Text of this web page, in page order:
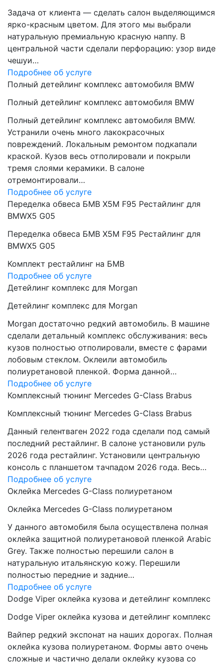
Задача от клиента — сделать салон выделяющимся
ярко-красным цветом. Для этого мы выбрали
натуральную премиальную красную наппу. В
центральной части сделали перфорацию: узор виде
чешуи…
Подробнее об услуге
Полный детейлинг комплекс автомобиля BMW
Полный детейлинг комплекс автомобиля BMW
Полный детейлинг комплекс автомобиля BMW.
Устранили очень много лакокрасочных
повреждений. Локальным ремонтом подкапали
краской. Кузов весь отполировали и покрыли
тремя слоями керамики. В салоне
отремонтировали…
Подробнее об услуге
Переделка обвеса БМВ Х5М F95 Рестайлинг для
BMWX5 G05
Переделка обвеса БМВ Х5М F95 Рестайлинг для
BMWX5 G05
Комплект рестайлинг на БМВ
Подробнее об услуге
Детейлинг комплекс для Morgan
Детейлинг комплекс для Morgan
Morgan достаточно редкий автомобиль. В машине
сделали детальный комплекс обслуживания: весь
кузов полностью отполировали, вместе с фарами
лобовым стеклом. Оклеили автомобиль
полиуретановой пленкой. Форма данной…
Подробнее об услуге
Комплексный тюнинг Mercedes G-Class Brabus
Комплексный тюнинг Mercedes G-Class Brabus
Данный гелентваген 2022 года сделали под самый
последний рестайлинг. В салоне установили руль
2026 года рестайлинг. Установили центральную
консоль с планшетом тачпадом 2026 года. Весь…
Подробнее об услуге
Оклейка Mercedes G-Class полиуретаном
Оклейка Mercedes G-Class полиуретаном
У данного автомобиля была осуществлена полная
оклейка защитной полиуретановой пленкой Arabic
Grey. Также полностью перешили салон в
натуральную итальянскую кожу. Перешили
полностью передние и задние…
Подробнее об услуге
Dodge Viper оклейка кузова и детейлинг комплекс
Dodge Viper оклейка кузова и детейлинг комплекс
Вайпер редкий экспонат на наших дорогах. Полная
оклейка кузова полиуретаном. Формы авто очень
сложные и частично делали оклейку кузова со